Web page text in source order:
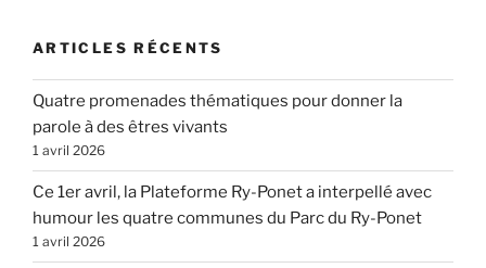
ARTICLES RÉCENTS
Quatre promenades thématiques pour donner la
parole à des êtres vivants
1 avril 2026
Ce 1er avril, la Plateforme Ry-Ponet a interpellé avec
humour les quatre communes du Parc du Ry-Ponet
1 avril 2026